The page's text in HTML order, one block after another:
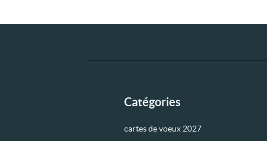
Catégories
cartes de voeux 2027